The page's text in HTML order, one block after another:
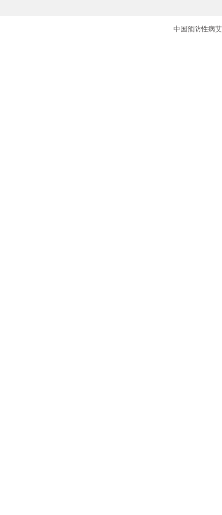
中国预防性病